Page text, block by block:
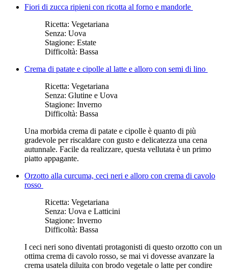
Fiori di zucca ripieni con ricotta al forno e mandorle
Ricetta: Vegetariana
Senza: Uova
Stagione: Estate
Difficoltà: Bassa
Crema di patate e cipolle al latte e alloro con semi di lino
Ricetta: Vegetariana
Senza: Glutine e Uova
Stagione: Inverno
Difficoltà: Bassa
Una morbida crema di patate e cipolle è quanto di più
gradevole per riscaldare con gusto e delicatezza una cena
autunnale. Facile da realizzare, questa vellutata è un primo
piatto appagante.
Orzotto alla curcuma, ceci neri e alloro con crema di cavolo
rosso
Ricetta: Vegetariana
Senza: Uova e Latticini
Stagione: Inverno
Difficoltà: Bassa
I ceci neri sono diventati protagonisti di questo orzotto con un
ottima crema di cavolo rosso, se mai vi dovesse avanzare la
crema usatela diluita con brodo vegetale o latte per condire